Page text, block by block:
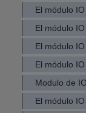
El módulo
El módulo
El módulo
El módulo
Modulo de
El módulo